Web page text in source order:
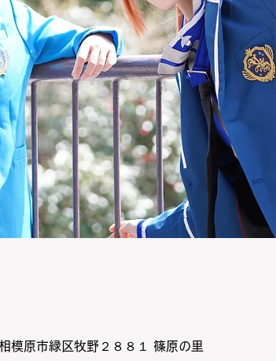
原市緑区牧野２８８１ 篠原の里